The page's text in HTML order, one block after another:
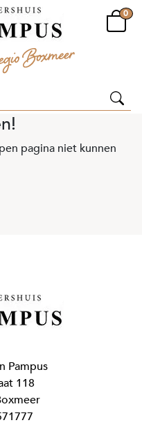
0
pagina niet kunnen
Pampus
118